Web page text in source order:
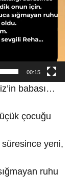
00:15
babası…
çocuğu
süresince yeni,
ruhu